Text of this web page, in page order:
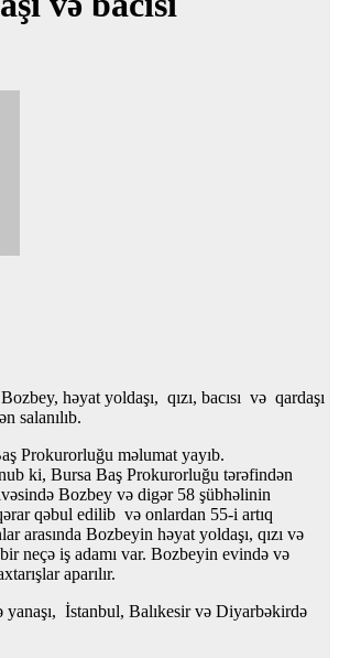
həyat yoldaşı, qızı, bacısı və qardaşı
salanılıb.
Prokurorluğu məlumat yayıb.
ki, Bursa Baş Prokurorluğu tərəfindən
Bozbey və digər 58 şübhəlinin
qəbul edilib və onlardan 55-i artıq
arasında Bozbeyin həyat yoldaşı, qızı və
neçə iş adamı var. Bozbeyin evində və
aparılır.
İstanbul, Balıkesir və Diyarbəkirdə